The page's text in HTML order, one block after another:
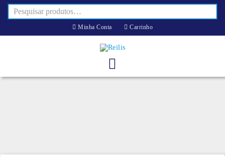
Minha Conta Carrinho